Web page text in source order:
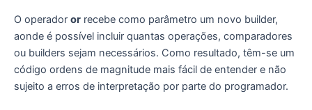
O operador or recebe como parâmetro um novo builder,
aonde é possível incluir quantas operações, comparadores
ou builders sejam necessários. Como resultado, têm-se um
código ordens de magnitude mais fácil de entender e não
sujeito a erros de interpretação por parte do programador.